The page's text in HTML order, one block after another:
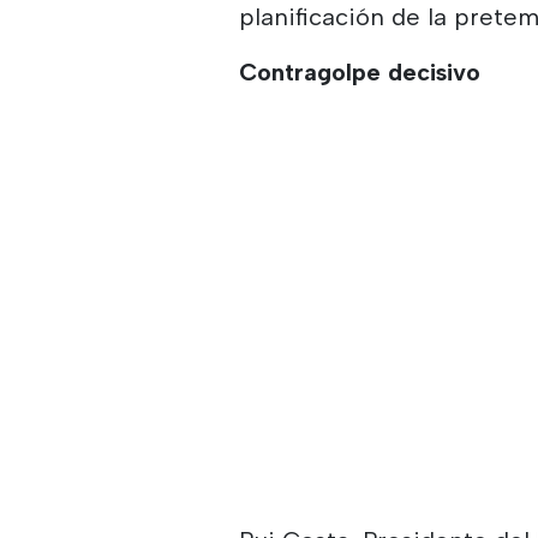
planificación de la
Contragolpe decisivo